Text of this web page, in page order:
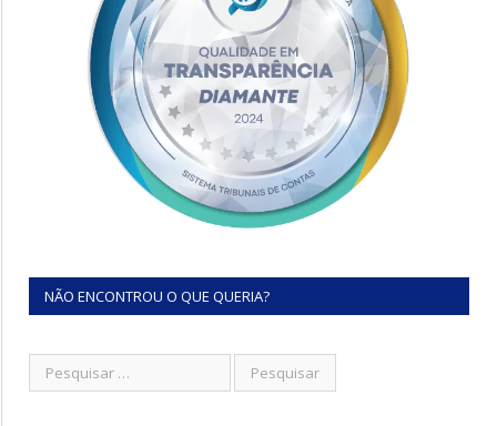
NÃO ENCONTROU O QUE QUERIA?